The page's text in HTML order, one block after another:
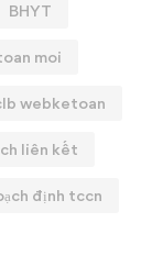
BHYT
moi
webketoan
liên kết
định tccn